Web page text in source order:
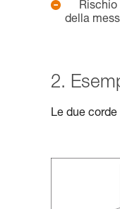
della
2.
Le due